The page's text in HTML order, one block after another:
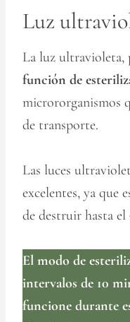
Luz
La luz ultravioleta,
función de
micrororganismos
de transporte.
Las luces
excelentes, ya que
de destruir hasta el
El modo de
intervalos de 10
funcione durante